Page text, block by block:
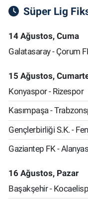
Süper Lig
14 Ağustos, Cuma
Galatasaray - Çorum
15 Ağustos,
Konyaspor - Rizespor
Kasımpaşa -
Gençlerbirliği S.K. -
Gaziantep FK -
16 Ağustos, Pazar
Başakşehir -